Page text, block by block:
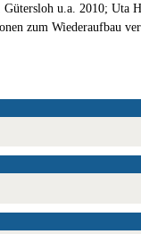
u.a. 2010; Uta
zum Wiederaufbau